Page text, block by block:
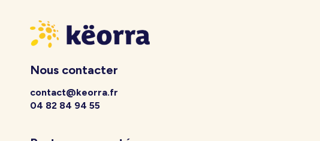
Nous contacter
contact@keorra.fr
04 82 84 94 55